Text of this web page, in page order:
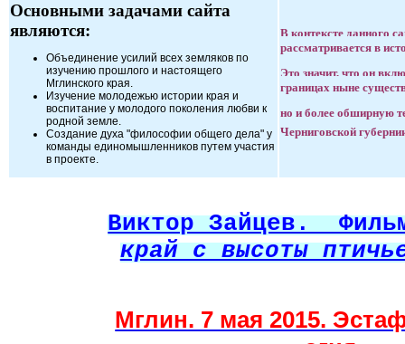
Основными задачами сайта
являются:
Объединение усилий всех земляков по
изучению прошлого и настоящего
Мглинского края.
Изучение молодежью истории края и
воспитание у молодого поколения любви к
родной земле.
Создание духа "философии общего дела" у
команды единомышленников путем участия
в проекте.
В контексте данного
рассматривается в
Это значит, что он
границах ныне
но и более обширную
Черниговской
Виктор Зайцев.
край с высоты
Мглин. 7 мая 2015.